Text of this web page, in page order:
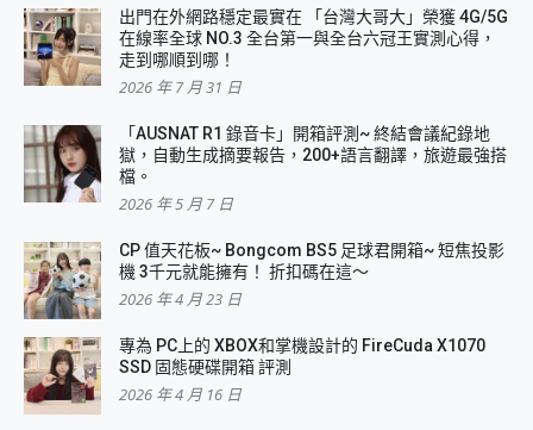
出門在外網路穩定最實在 「台灣大哥大」榮獲 4G/5G
在線率全球 NO.3 全台第一與全台六冠王實測心得，
走到哪順到哪！
2026 年 7 月 31 日
「AUSNAT R1 錄音卡」開箱評測~ 終結會議紀錄地
獄，自動生成摘要報告，200+語言翻譯，旅遊最強搭
檔。
2026 年 5 月 7 日
CP 值天花板~ Bongcom BS5 足球君開箱~ 短焦投影
機 3千元就能擁有！ 折扣碼在這～
2026 年 4 月 23 日
專為 PC上的 XBOX和掌機設計的 FireCuda X1070
SSD 固態硬碟開箱 評測
2026 年 4 月 16 日